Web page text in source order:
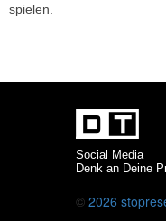
spielen.
© 2026
Social Media
Denk an Deine